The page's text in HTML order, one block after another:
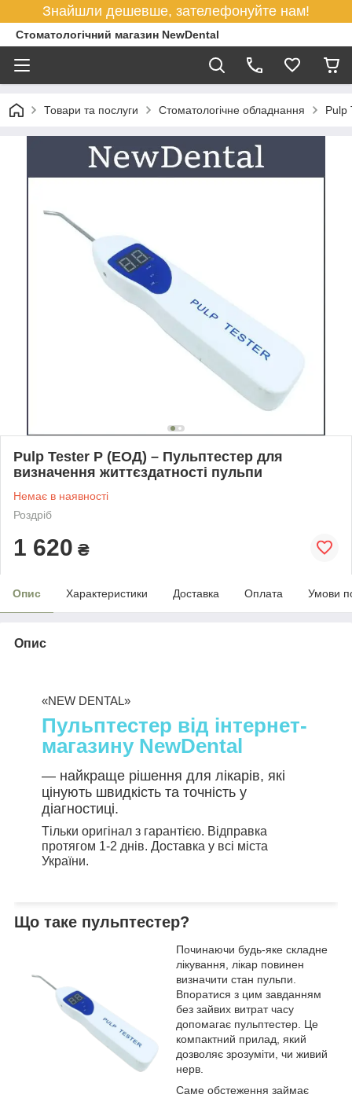
Знайшли дешевше, зателефонуйте нам!
Стоматологічний магазин NewDental
Товари та послуги Стоматологічне обладнання Pulp
Pulp Tester P (ЕОД) – Пульптестер для
визначення життєздатності пульпи
Немає в наявності
Роздріб
1 620 ₴
Опис Характеристики Доставка Оплата Умови
Опис
«NEW DENTAL»
Пульптестер від інтернет-
магазину NewDental
— найкраще рішення для лікарів, які
цінують швидкість та точність у
діагностиці.
Тільки оригінал з гарантією. Відправка
протягом 1-2 днів. Доставка у всі міста
України.
Що таке пульптестер?
Починаючи будь-яке складне
лікування, лікар повинен
визначити стан пульпи.
Впоратися з цим завданням
без зайвих витрат часу
допомагає пульптестер. Це
компактний прилад, який
дозволяє зрозуміти, чи живий
нерв.
Саме обстеження займає